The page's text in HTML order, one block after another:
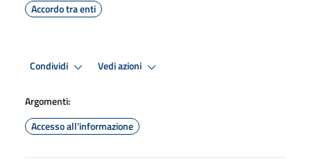
Accordo tra enti
Condividi Vedi azioni
Argomenti:
Accesso all'informazione